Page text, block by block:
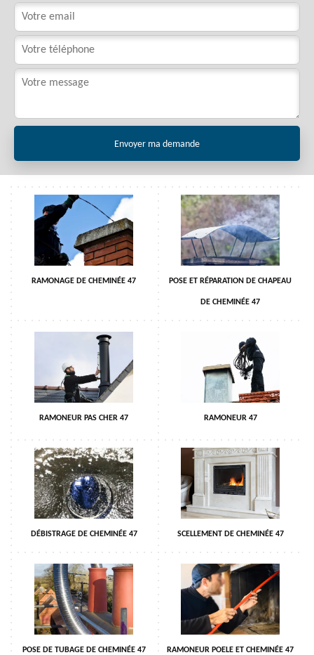
RAMONAGE DE CHEMINÉE 47 POSE ET RÉPARATION DE CHAPEAU
DE CHEMINÉE 47
RAMONEUR PAS CHER 47 RAMONEUR 47
DÉBISTRAGE DE CHEMINÉE 47 SCELLEMENT DE CHEMINÉE 47
POSE DE TUBAGE DE CHEMINÉE 47 RAMONEUR POELE ET CHEMINÉE 47